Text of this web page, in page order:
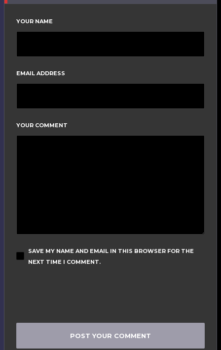
YOUR NAME
EMAIL ADDRESS
YOUR COMMENT
SAVE MY NAME AND EMAIL IN THIS BROWSER FOR THE
NEXT TIME I COMMENT.